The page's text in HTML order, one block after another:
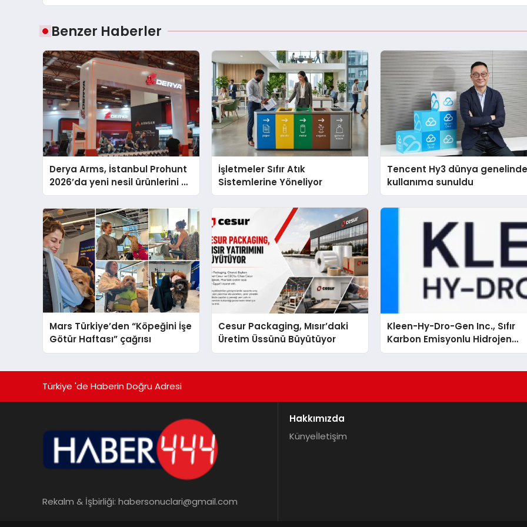
Benzer Haberler
Derya Arms, İstanbul Prohunt
2026’da yeni nesil ürünlerini ve
global marka vizyonunu
sergiledi
İşletmeler Sıfır Atık
Sistemlerine Yöneliyor
Tencent Hy3 dünya
kullanıma sunuldu
Mars Türkiye’den “Köpeğini İşe
Götür Haftası” çağrısı
Cesur Packaging, Mısır’daki
Üretim Üssünü Büyütüyor
Kleen-Hy-Dro-Gen Inc., Sıfır
Karbon Emisyonlu Hidrojen
Isıtma Teknolojisinde ISO ve
Türkiye 'de Haberin Doğru Adresi
Rekalm & İşbirliği: habersonuclari@gmail.com
Hakkımızda
Künyeİletişim